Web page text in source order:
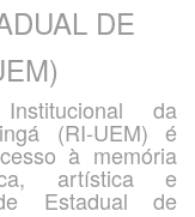
DE
da
(RI-UEM) é
à memória
artística e
Estadual de